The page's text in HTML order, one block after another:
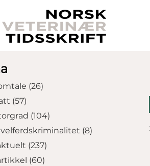
(26)
(57)
(104)
(8)
(237)
(60)